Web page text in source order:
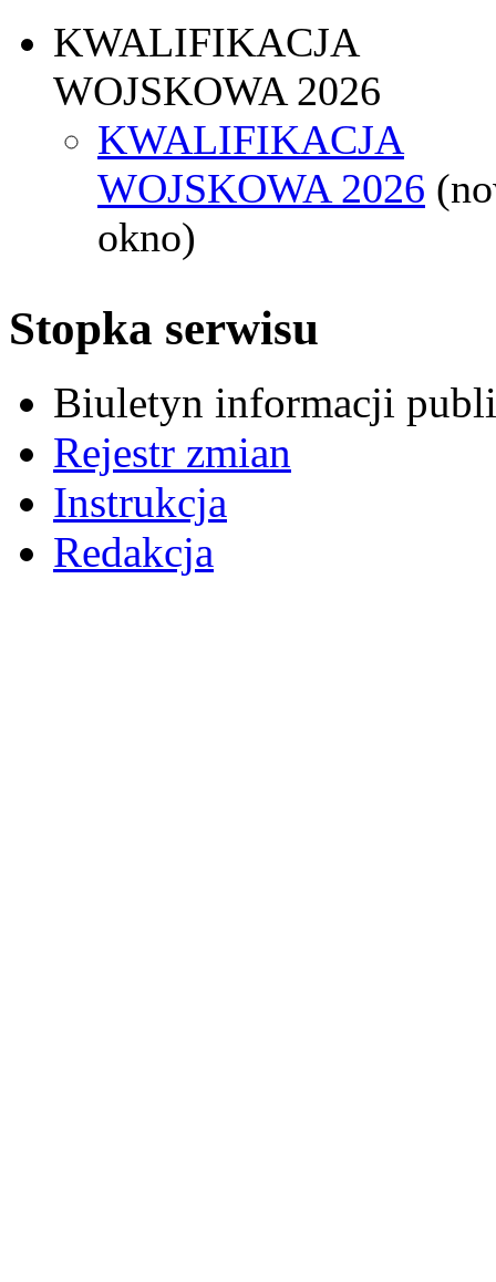
KWALIFIKACJA
WOJSKOWA 2026
KWALIFIKACJA
WOJSKOWA 2026
okno)
Stopka serwisu
Biuletyn informacji
Rejestr zmian
Instrukcja
Redakcja